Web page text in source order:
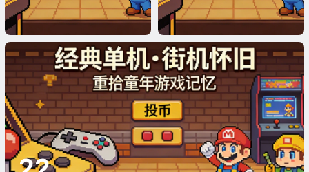
g）8K写真集
滩》游戏场景
《超能战警 VS 街头霸王》游戏截图